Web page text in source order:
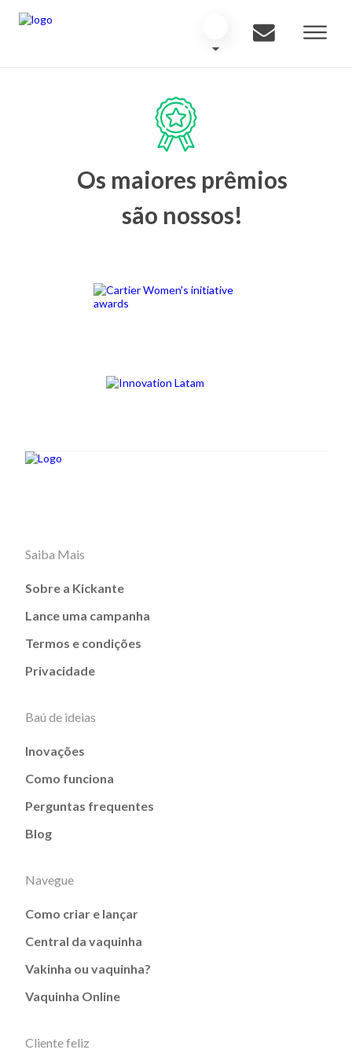
Os maiores prêmios
são nossos!
Saiba Mais
Sobre a Kickante
Lance uma campanha
Termos e condições
Privacidade
Baú de ideias
Inovações
Como funciona
Perguntas frequentes
Blog
Navegue
Como criar e lançar
Central da vaquinha
Vakinha ou vaquinha?
Vaquinha Online
Cliente feliz